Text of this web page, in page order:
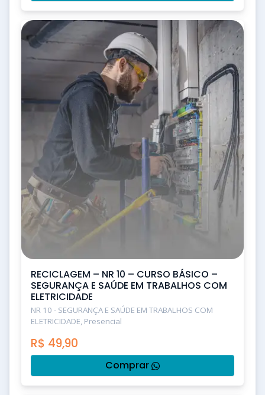
RECICLAGEM – NR 10 – CURSO BÁSICO –
SEGURANÇA E SAÚDE EM TRABALHOS COM
ELETRICIDADE
NR 10 - SEGURANÇA E SAÚDE EM TRABALHOS COM
ELETRICIDADE, Presencial
R$ 49,90
Comprar